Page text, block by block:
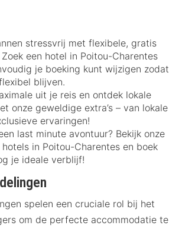
stressvrij met flexibele, gratis
een hotel in Poitou-Charentes
je boeking kunt wijzigen zodat
blijven.
uit je reis en ontdek lokale
onze geweldige extra’s – van lokale
ervaringen!
last minute avontuur? Bekijk onze
in Poitou-Charentes en boek
je ideale verblijf!
spelen een cruciale rol bij het
om de perfecte accommodatie te